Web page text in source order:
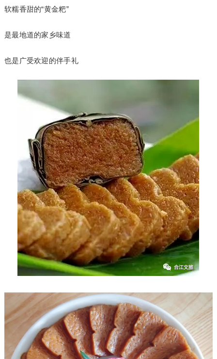
软糯香甜的“黄金粑”
是最地道的家乡味道
也是广受欢迎的伴手礼